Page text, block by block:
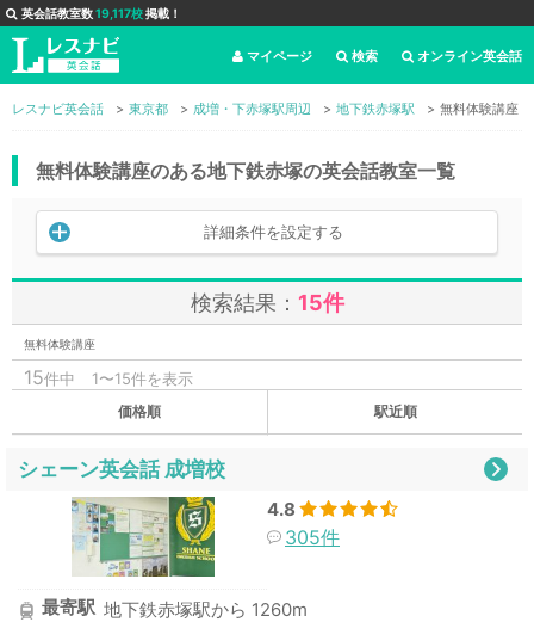
英会話教室数19,117校掲載！
オンライン英会話
検索
マイページ
レスナビ英会話 東京都 成増・下赤塚駅周辺 地下鉄赤塚駅 無料体験講座
無料体験講座のある地下鉄赤塚の英会話教室一覧
詳細条件を設定する
検索結果： 15件
無料体験講座
15件中 1〜15件を表示
価格順 駅近順
シェーン英会話 成増校
4.8
305件
最寄駅 地下鉄赤塚駅から 1260m